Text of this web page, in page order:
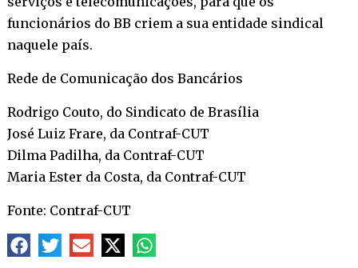
funcionários do BB criem a sua entidade sindical
naquele país.
Rede de Comunicação dos Bancários
Rodrigo Couto, do Sindicato de Brasília
José Luiz Frare, da Contraf-CUT
Dilma Padilha, da Contraf-CUT
Maria Ester da Costa, da Contraf-CUT
Fonte: Contraf-CUT